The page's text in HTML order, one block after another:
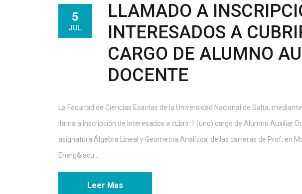
5
JUL.
LLAMADO A
INTERESADOS A
CARGO DE ALUMNO
DOCENTE
La Facultad de Ciencias Exactas de la Universidad Nacional de Salta,
llama a Inscripción de Interesados a cubrir 1 (uno) cargo de Alumno Auxiliar
asignatura Álgebra Lineal y Geometría Analítica, de las carreras de Prof. en
Energ&iacu...
Leer Mas